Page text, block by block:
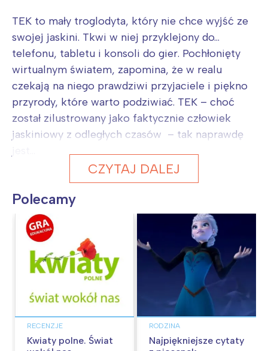
TEK to mały troglodyta, który nie chce wyjść ze
swojej jaskini. Tkwi w niej przyklejony do…
telefonu, tabletu i konsoli do gier. Pochłonięty
wirtualnym światem, zapomina, że w realu
czekają na niego prawdziwi przyjaciele i piękno
przyrody, które warto podziwiać. TEK – choć
został zilustrowany jako faktycznie człowiek
jaskiniowy z odległych czasów – tak naprawdę
CZYTAJ DALEJ
Polecamy
RECENZJE
Kwiaty polne. Świat
RODZINA
Najpiękniejsze cytaty